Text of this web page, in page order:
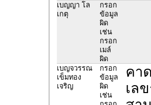
เบญญา โล
เกตุ
กรอก
ข้อมูล
ผิด
เช่น
กรอก
เมล์
ผิด
เบญจวรรณ
เข็มทอง
เจริญ
กรอก
ข้อมูล
ผิด
เช่น
คา
เล